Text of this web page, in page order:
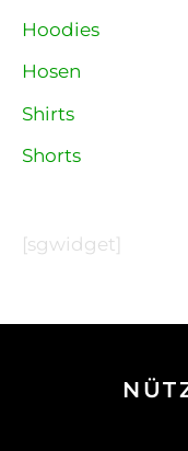
Hoodies
Hosen
Shirts
Shorts
[sgwidget]